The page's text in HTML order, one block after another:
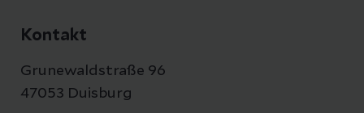
Kontakt
Grunewaldstraße 96
47053 Duisburg